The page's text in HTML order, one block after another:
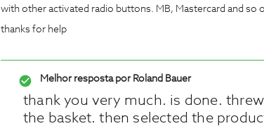
with other activated radio buttons. MB, Mastercard and so
thanks for help
Melhor resposta porRoland Bauer
thank you very much. is done.
the basket. then selected the